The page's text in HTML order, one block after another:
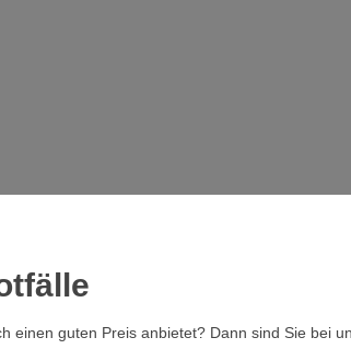
einen guten Preis anbietet? Dann sind Sie bei